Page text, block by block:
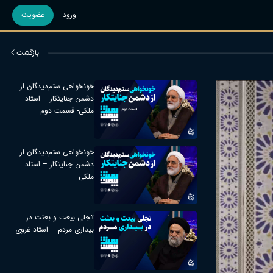
ورود عضویت
بازگشت
خونخواهی ستم‌دیدگان از
دشمن جنایتکار – استاد
ملکی- قسمت دوم
خونخواهی ستم‌دیدگان از
دشمن جنایتکار – استاد
ملکی
تجلی بیعت و بعثت در
بیداری مردم – استاد غروی